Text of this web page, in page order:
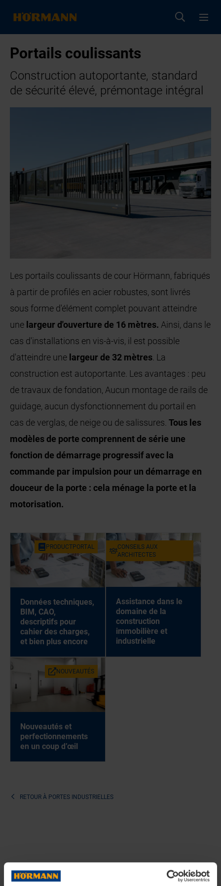
Portails coulissants
Construction autoportante, standard
de sécurité élevé, prémontage intégral
Les portails coulissants de cour Hörmann, fabriqués
à partir de profilés en acier robustes, sont livrés
sous forme d'élément complet pouvant atteindre
une largeur d'ouverture de 16 mètres. Ainsi, dans le
cas d'installations en vis-à-vis, il est possible
d'atteindre une largeur de 32 mètres. La
construction est autoportante. Les avantages : peu
de travaux de fondation, Aucun montage de rails de
guidage, aucun dysfonctionnement du portail en
cas de verglas, de neige ou de salissures.Tous les
modèles de porte comprennent de série une
fonction de démarrage progressif avec la
commande par impulsion pour un démarrage en
douceur de la porte : cela ménage la porte et la
motorisation.
PRODUCTPORTAL
Données techniques,
BIM, CAO,
descriptifs pour
cahier des charges,
et bien plus encore
CONSEILS AUX
ARCHITECTES
Assistance dans le
domaine de la
construction
immobilière et
industrielle
NOUVEAUTÉS
Nouveautés et
perfectionnements
en un coup d’œil
RETOUR À PORTES INDUSTRIELLES